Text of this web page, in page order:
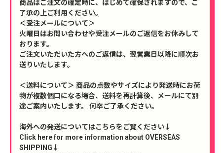
商品はご注文の確定時に、はじめて確保されますので、ご
了承の上ご利用ください。
＜受注メールについて＞
火曜日はお問い合わせや受注メールのご返信をお休みして
おります。
ご注文いただいた方へのご返信は、翌営業日以降に順次お
送りいたします。
＜送料について＞ 商品の点数やサイズにより発送時にお荷
物が複数個口になる場合、送料を再計算後、メールにて別
途ご案内いたします。 何卒ご了承ください。
海外への発送についてはこちらをご覧ください↓
Click here for more information about OVERSEAS
SHIPPING↓